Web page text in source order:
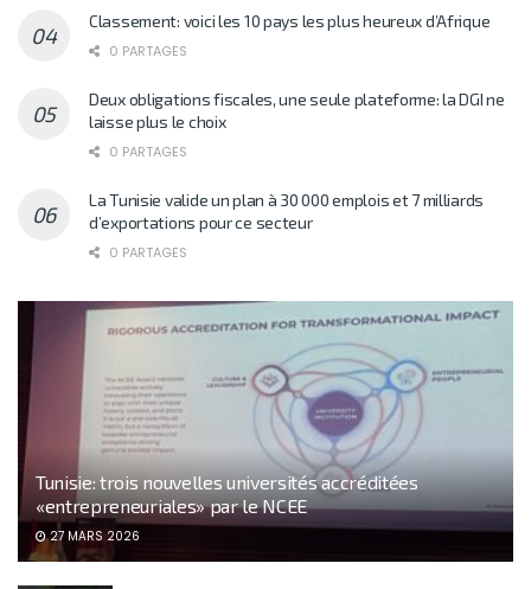
Classement: voici les 10 pays les plus heureux d’Afrique
0 PARTAGES
Deux obligations fiscales, une seule plateforme: la DGI ne
laisse plus le choix
0 PARTAGES
La Tunisie valide un plan à 30 000 emplois et 7 milliards
d’exportations pour ce secteur
0 PARTAGES
Tunisie: trois nouvelles universités accréditées
«entrepreneuriales» par le NCEE
27 MARS 2026